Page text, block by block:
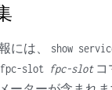
には、
show
fpc-slot fpc-slotコ